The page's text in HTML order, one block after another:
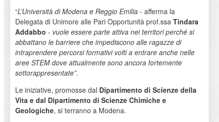
“L’Università di Modena e Reggio Emilia- afferma la
Delegata di Unimore alle Pari Opportunità prof.ssa Tindara
Addabbo - vuole essere parte attiva nei territori perché si
abbattano le barriere che impediscono alle ragazze di
intraprendere percorsi formativi volti a entrare anche nelle
aree STEM dove attualmente sono ancora fortemente
sottorappresentate”.
Le iniziative, promosse dal Dipartimento di Scienze della
Vita e dal Dipartimento di Scienze Chimiche e
Geologiche, si terranno a Modena.